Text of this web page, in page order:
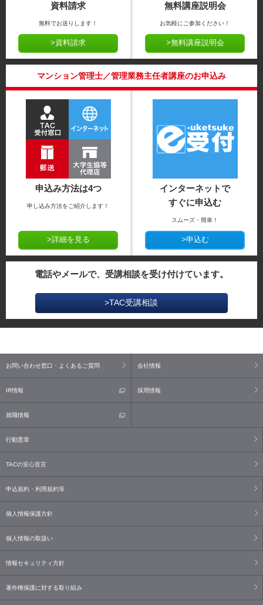
資料請求
無料でお送りします！
>資料請求
無料講座説明会
お気軽にご参加ください！
>無料講座説明会
マンション管理士／管理業務主任者講座のお申込み
申込み方法は4つ
申し込み方法をご紹介します！
>詳細を見る
インターネットで
すぐに申込む
スムーズ・簡単！
>申込む
電話やメールで、受講相談を受け付けています。
>TAC受講相談
お問い合わせ窓口・よくあるご質問 会社情報
IR情報 採用情報
就職情報
行動憲章
TACの安心宣言
申込規約・利用規約等
個人情報保護方針
個人情報の取扱い
情報セキュリティ方針
著作権保護に対する取り組み